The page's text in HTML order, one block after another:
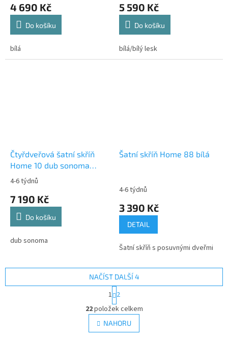
4 690 Kč
Do košíku
bílá
5 590 Kč
Do košíku
bílá/bílý lesk
Čtyřdveřová šatní skříň
Home 10 dub sonoma
Doprava zdarma
Průměrné
produktu
4,3
5
4-6 týdnů
7 190 Kč
Do košíku
dub sonoma
Šatní skříň Home 88 bílá
4-6 týdnů
3 390 Kč
DETAIL
Šatní skříň s posuvnými dveřmi
O
v
l
á
NAČÍST DALŠÍ 4
S
t
r
á
n
k
1 2
22položek celkem
NAHORU